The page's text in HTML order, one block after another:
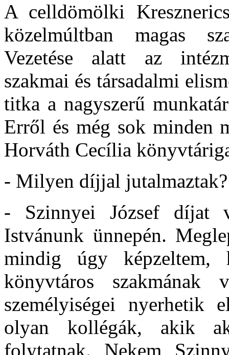
A celldömölki
közelmúltban magas
Vezetése alatt az
szakmai és társadalmi
titka a nagyszerű
Erről és még sok minden
Horváth Cecília
- Milyen díjjal jutalmaztak?
- Szinnyei József díjat
Istvánunk ünnepén.
mindig úgy
könyvtáros szakmának
személyiségei nyerhetik
olyan kollégák, akik
folytatnak. Nekem